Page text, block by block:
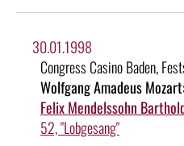
30.01.1998
Congress Casino Baden,
Wolfgang Amadeus Mozart:
Felix Mendelssohn
52, "Lobgesang"